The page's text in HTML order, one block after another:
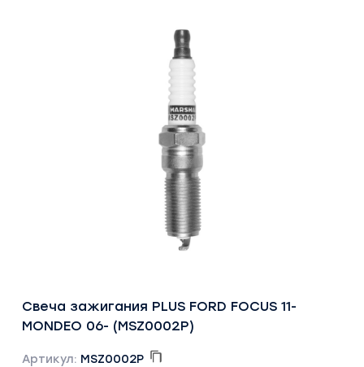
Свеча зажигания PLUS FORD FOCUS 11-
MONDEO 06- (MSZ0002P)
Артикул: MSZ0002P